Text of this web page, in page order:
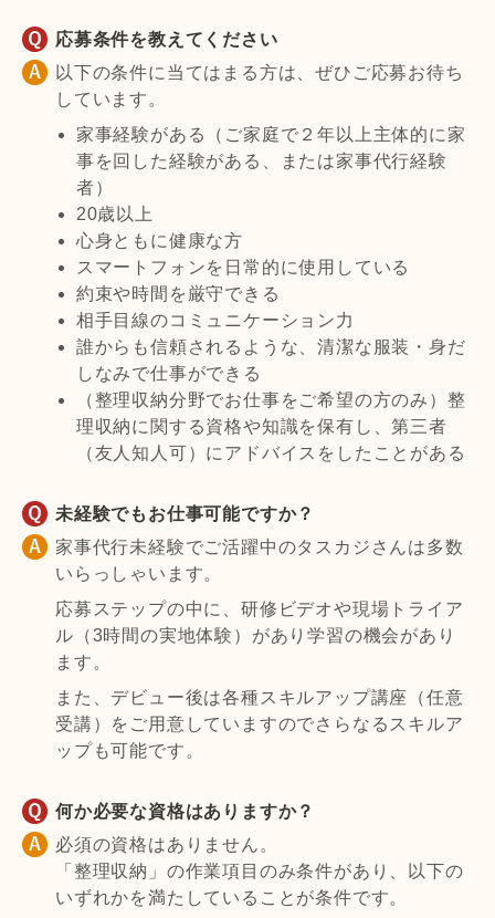
応募条件を教えてください
以下の条件に当てはまる方は、ぜひご応募お待ち
しています。
家事経験がある（ご家庭で２年以上主体的に家
事を回した経験がある、または家事代行経験
者）
20歳以上
心身ともに健康な方
スマートフォンを日常的に使用している
約束や時間を厳守できる
相手目線のコミュニケーション力
誰からも信頼されるような、清潔な服装・身だ
しなみで仕事ができる
（整理収納分野でお仕事をご希望の方のみ）整
理収納に関する資格や知識を保有し、第三者
（友人知人可）にアドバイスをしたことがある
未経験でもお仕事可能ですか？
家事代行未経験でご活躍中のタスカジさんは多数
いらっしゃいます。
応募ステップの中に、研修ビデオや現場トライア
ル（3時間の実地体験）があり学習の機会があり
ます。
また、デビュー後は各種スキルアップ講座（任意
受講）をご用意していますのでさらなるスキルア
ップも可能です。
何か必要な資格はありますか？
必須の資格はありません。
「整理収納」の作業項目のみ条件があり、以下の
いずれかを満たしていることが条件です。